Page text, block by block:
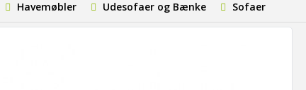
Havemøbler Udesofaer og Bænke Sofaer